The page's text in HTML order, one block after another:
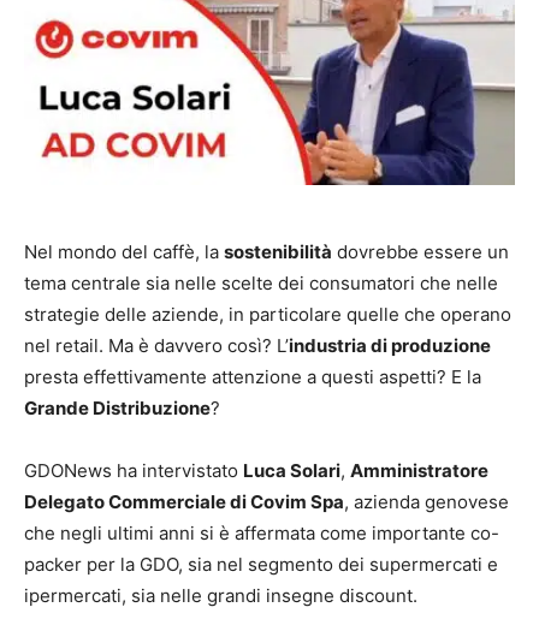
Nel mondo del caffè, la sostenibilità dovrebbe essere un
tema centrale sia nelle scelte dei consumatori che nelle
strategie delle aziende, in particolare quelle che operano
nel retail. Ma è davvero così? L’industria di produzione
presta effettivamente attenzione a questi aspetti? E la
Grande Distribuzione?
GDONews ha intervistato Luca Solari, Amministratore
Delegato Commerciale di Covim Spa, azienda genovese
che negli ultimi anni si è affermata come importante co-
packer per la GDO, sia nel segmento dei supermercati e
ipermercati, sia nelle grandi insegne discount.